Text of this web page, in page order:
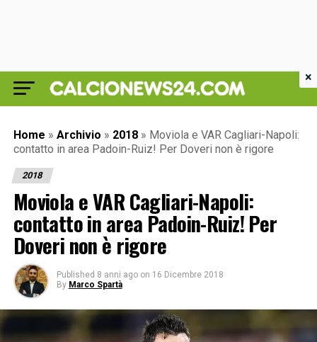
Home » Archivio » 2018 » Moviola e VAR Cagliari-Napoli:
contatto in area Padoin-Ruiz! Per Doveri non è rigore
2018
Moviola e VAR Cagliari-Napoli:
contatto in area Padoin-Ruiz! Per
Doveri non è rigore
Published 8 anni ago on 16 Dicembre 2018
By Marco Spartà
×